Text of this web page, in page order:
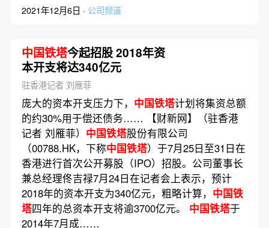
2021年12月6日 · 公司频道
中国铁塔今起招股 2018年资
本开支将达340亿元
驻香港记者 刘雁菲
庞大的资本开支压力下， 中国铁塔计划将集资总额
的约30%用于偿还债务…… 【财新网】（驻香港
记者 刘雁菲） 中国铁塔股份有限公司
（00788.HK，下称中国铁塔）于7月25日至31日在
香港进行首次公开募股（IPO）招股。公司董事长
兼总经理佟吉禄7月24日在记者会上表示，预计
2018年的资本开支为340亿元，粗略计算， 中国铁
塔四年的总资本开支将逾3700亿元。 中国铁塔于
2014年7月成……